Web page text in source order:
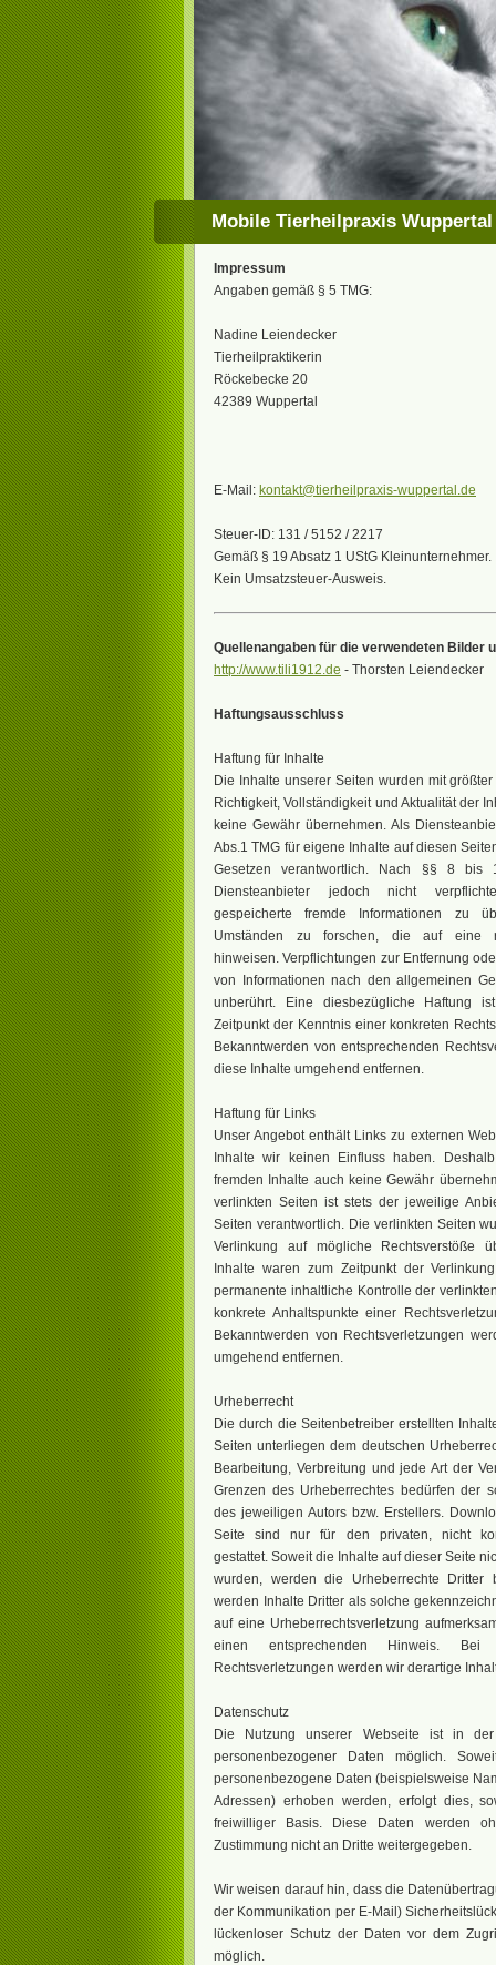
Mobile Tierheilpraxis Wuppertal
Impressum
Angaben gemäß § 5 TMG:
Nadine Leiendecker
Tierheilpraktikerin
Röckebecke 20
42389 Wuppertal
E-Mail: kontakt@tierheilpraxis-wuppertal.de
Steuer-ID: 131 / 5152 / 2217
Gemäß § 19 Absatz 1 UStG Kleinunternehmer.
Kein Umsatzsteuer-Ausweis.
Quellenangaben für die verwendeten Bilder
http://www.tili1912.de - Thorsten Leiendecker
Haftungsausschluss
Haftung für Inhalte
Die Inhalte unserer Seiten wurden mit
Richtigkeit, Vollständigkeit und Aktualität der
keine Gewähr übernehmen. Als
Abs.1 TMG für eigene Inhalte auf diesen
Gesetzen verantwortlich. Nach §§ 8
Diensteanbieter jedoch nicht
gespeicherte fremde Informationen zu
Umständen zu forschen, die auf eine
hinweisen. Verpflichtungen zur Entfernung
von Informationen nach den allgemeinen
unberührt. Eine diesbezügliche Haftung
Zeitpunkt der Kenntnis einer konkreten
Bekanntwerden von entsprechenden
diese Inhalte umgehend entfernen.
Haftung für Links
Unser Angebot enthält Links zu externen
Inhalte wir keinen Einfluss haben.
fremden Inhalte auch keine Gewähr
verlinkten Seiten ist stets der jeweilige
Seiten verantwortlich. Die verlinkten Seiten
Verlinkung auf mögliche Rechtsverstöße
Inhalte waren zum Zeitpunkt der
permanente inhaltliche Kontrolle der
konkrete Anhaltspunkte einer
Bekanntwerden von Rechtsverletzungen
umgehend entfernen.
Urheberrecht
Die durch die Seitenbetreiber erstellten
Seiten unterliegen dem deutschen
Bearbeitung, Verbreitung und jede Art der
Grenzen des Urheberrechtes bedürfen der
des jeweiligen Autors bzw. Erstellers.
Seite sind nur für den privaten, nicht
gestattet. Soweit die Inhalte auf dieser Seite
wurden, werden die Urheberrechte Dritter
werden Inhalte Dritter als solche
auf eine Urheberrechtsverletzung
einen entsprechenden Hinweis. Bei
Rechtsverletzungen werden wir derartige
Datenschutz
Die Nutzung unserer Webseite ist in
personenbezogener Daten möglich.
personenbezogene Daten (beispielsweise
Adressen) erhoben werden, erfolgt dies,
freiwilliger Basis. Diese Daten werden
Zustimmung nicht an Dritte weitergegeben.
Wir weisen darauf hin, dass die
der Kommunikation per E-Mail)
lückenloser Schutz der Daten vor dem
möglich.